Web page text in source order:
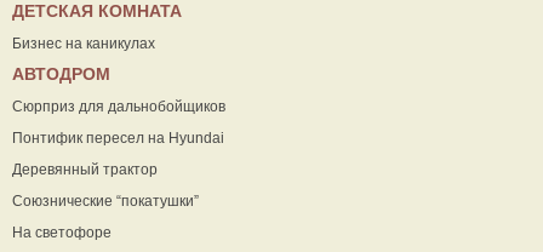
ДЕТСКАЯ КОМНАТА
Бизнес на каникулах
АВТОДРОМ
Сюрприз для дальнобойщиков
Понтифик пересел на Hyundai
Деревянный трактор
Союзнические “покатушки”
На светофоре